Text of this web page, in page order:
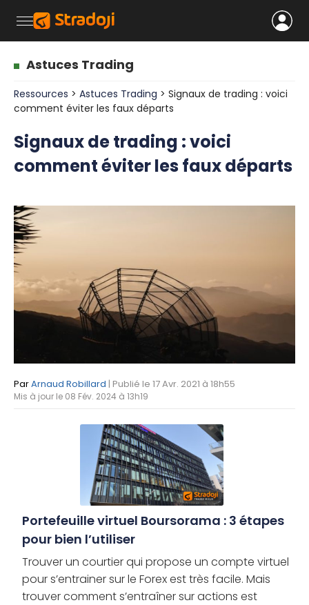
Astuces Trading
Ressources > Astuces Trading > Signaux de trading : voici
comment éviter les faux départs
Signaux de trading : voici
comment éviter les faux départs
ParArnaud Robillard | Publié le 17 Avr. 2021 à 18h55
Mis à jour le 08 Fév. 2024 à 13h19
Portefeuille virtuel Boursorama : 3 étapes
pour bien l’utiliser
Trouver un courtier qui propose un compte virtuel
pour s’entrainer sur le Forex est très facile. Mais
trouver comment s’entraîner sur actions est